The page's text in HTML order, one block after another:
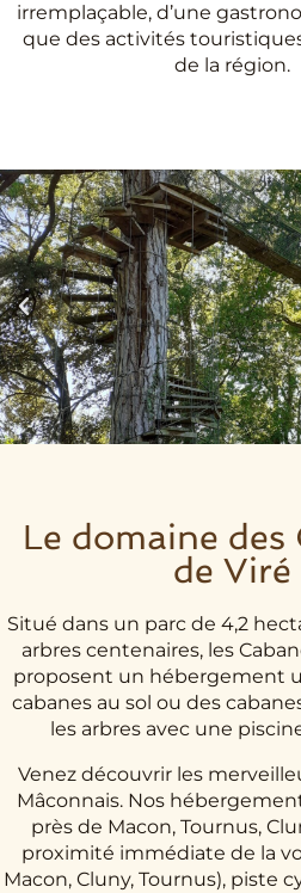
irremplaçable, d’une
que des activités
de la région.
Le domaine des
de Viré
Situé dans un parc de 4,2
arbres centenaires, les
proposent un hébergement
cabanes au sol ou des
les arbres avec une
Venez découvrir les
Mâconnais. Nos
près de Macon, Tournus,
proximité immédiate de la
Macon, Cluny, Tournus), piste